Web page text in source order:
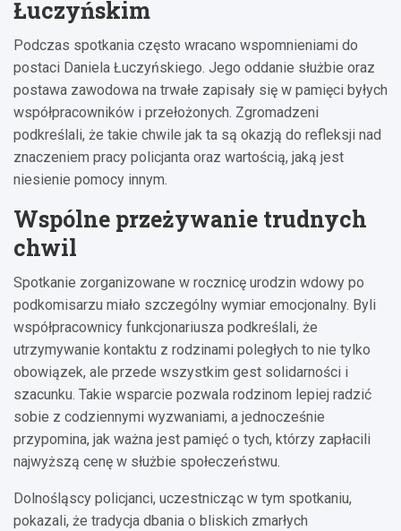
Łuczyńskim
Podczas spotkania często wracano wspomnieniami do
postaci Daniela Łuczyńskiego. Jego oddanie służbie oraz
postawa zawodowa na trwałe zapisały się w pamięci byłych
współpracowników i przełożonych. Zgromadzeni
podkreślali, że takie chwile jak ta są okazją do refleksji nad
znaczeniem pracy policjanta oraz wartością, jaką jest
niesienie pomocy innym.
Wspólne przeżywanie trudnych
chwil
Spotkanie zorganizowane w rocznicę urodzin wdowy po
podkomisarzu miało szczególny wymiar emocjonalny. Byli
współpracownicy funkcjonariusza podkreślali, że
utrzymywanie kontaktu z rodzinami poległych to nie tylko
obowiązek, ale przede wszystkim gest solidarności i
szacunku. Takie wsparcie pozwala rodzinom lepiej radzić
sobie z codziennymi wyzwaniami, a jednocześnie
przypomina, jak ważna jest pamięć o tych, którzy zapłacili
najwyższą cenę w służbie społeczeństwu.
Dolnośląscy policjanci, uczestnicząc w tym spotkaniu,
pokazali, że tradycja dbania o bliskich zmarłych